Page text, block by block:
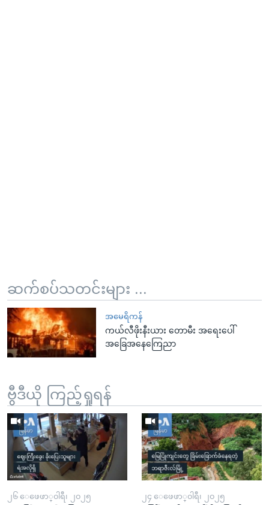
ဆက်စပ်သတင်းများ ...
အမေရိကန်
ကယ်လီဖိုးနီးယား တောမီး အရေးပေါ်
အခြေအနေကြေညာ
ဗွီဒီယို ကြည့်ရှုရန်
၂၆ ေဖေဖာ္၀ါရီ၊ ၂၀၂၅ ၂၄ ေဖေဖာ္၀ါရီ၊ ၂၀၂၅